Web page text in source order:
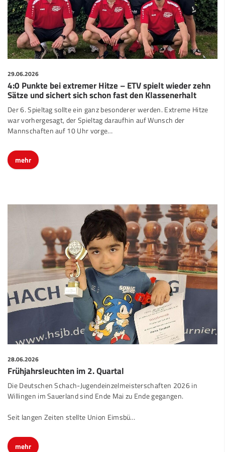
4:0 Punkte bei extremer Hitze – ETV spielt wieder zehn
Sätze und sichert sich schon fast den Klassenerhalt
Der 6. Spieltag sollte ein ganz besonderer werden. Extreme Hitze
war vorhergesagt, der Spieltag daraufhin auf Wunsch der
Mannschaften auf 10 Uhr vorge…
mehr
Frühjahrsleuchten im 2. Quartal
Die Deutschen Schach-Jugendeinzelmeisterschaften 2026 in
Willingen im Sauerland sind Ende Mai zu Ende gegangen.
mehr